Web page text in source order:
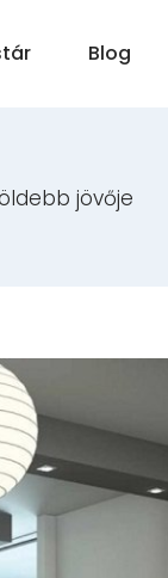
Blog
jövője